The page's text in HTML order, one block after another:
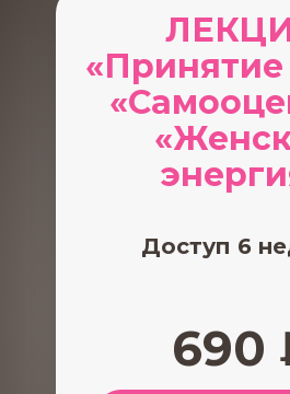
«Принятие
690
Доступ 6